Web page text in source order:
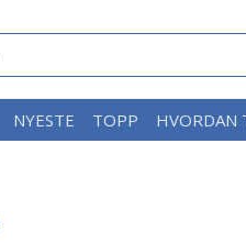
NYESTE TOPP HVORDAN